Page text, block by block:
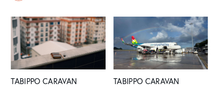
TABIPPO CARAVAN
TABIPPO CARAVAN